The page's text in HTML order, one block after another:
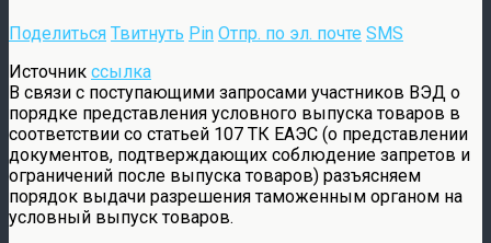
Поделиться Твитнуть Pin Отпр. по эл. почте SMS
Источник ссылка
В связи с поступающими запросами участников ВЭД о
порядке представления условного выпуска товаров в
соответствии со статьей 107 ТК ЕАЭС (о представлении
документов, подтверждающих соблюдение запретов и
ограничений после выпуска товаров) разъясняем
порядок выдачи разрешения таможенным органом на
условный выпуск товаров.